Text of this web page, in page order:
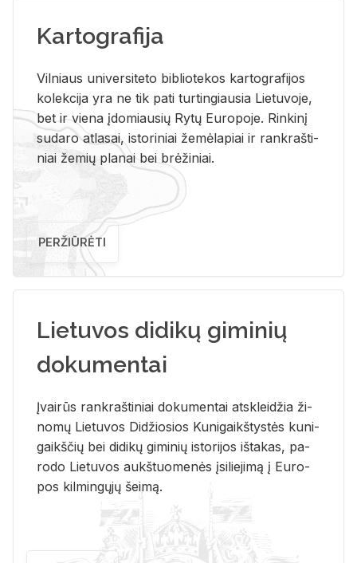
Kartografija
Vil­niaus uni­ver­si­te­to bi­b­lio­te­kos kar­to­gra­fi­jos
ko­lek­ci­ja yra ne tik pati tur­tin­giau­sia Lie­tu­vo­je,
bet ir vie­na įdo­miau­sių Rytų Eu­ro­po­je. Rin­ki­nį
su­da­ro at­la­sai, is­to­ri­niai že­mė­la­piai ir rank­raš­ti­
niai že­mių pla­nai bei brė­ži­niai.
PERŽIŪRĖTI
Lietuvos didikų giminių
dokumentai
Įvai­rūs rank­raš­ti­niai do­ku­men­tai at­sklei­džia ži­
no­mų Lie­tu­vos Di­džio­sios Ku­ni­gaikš­tys­tės ku­ni­
gaikš­čių bei di­di­kų gi­mi­nių is­to­ri­jos iš­ta­kas, pa­
ro­do Lie­tu­vos aukš­tuo­me­nės įsi­lie­ji­mą į Eu­ro­
pos kil­min­gų­jų šei­mą.